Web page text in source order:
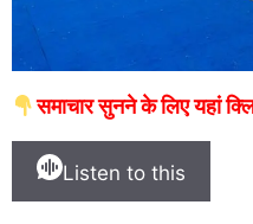
समाचार सुनने के लिए यहां
Listen to this